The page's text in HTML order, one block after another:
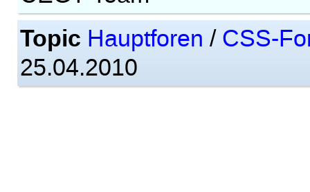
Topic Hauptforen / CSS-
25.04.2010